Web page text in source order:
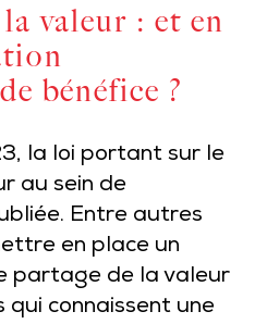
valeur : et en
bénéfice ?
la loi portant sur le
au sein de
Entre autres
en place un
partage de la valeur
connaissent une